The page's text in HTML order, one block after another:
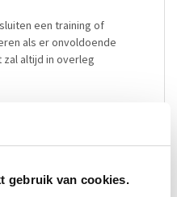
gebruik van cookies.
een training of
als er onvoldoende
zal altijd in overleg